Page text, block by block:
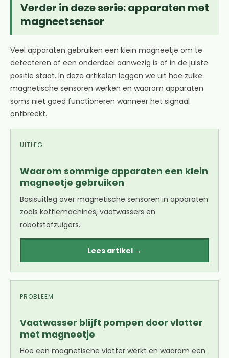
Verder in deze serie: apparaten met
magneetsensor
Veel apparaten gebruiken een klein magneetje om te
detecteren of een onderdeel aanwezig is of in de juiste
positie staat. In deze artikelen leggen we uit hoe zulke
magnetische sensoren werken en waarom apparaten
soms niet goed functioneren wanneer het signaal
ontbreekt.
UITLEG
Waarom sommige apparaten een klein
magneetje gebruiken
Basisuitleg over magnetische sensoren in apparaten
zoals koffiemachines, vaatwassers en
robotstofzuigers.
Lees artikel →
PROBLEEM
Vaatwasser blijft pompen door vlotter
met magneetje
Hoe een magnetische vlotter werkt en waarom een